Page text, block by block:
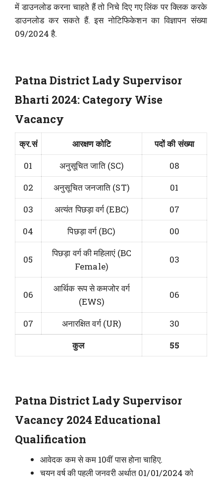
में डाउनलोड करना चाहते हैं तो निचे दिए गए लिंक पर क्लिक करके
डाउनलोड कर सकते हैं. इस नोटिफिकेशन का विज्ञापन संख्या
09/2024 है.
Patna District Lady Supervisor
Bharti 2024: Category Wise
Vacancy
क्र.सं आरक्षण कोटि
पदों की संख्या
01
अनुसूचित जाति (SC)
08
02
अनुसूचित जनजाति (ST)
01
03
अत्यंत पिछड़ा वर्ग (EBC)
07
04
पिछड़ा वर्ग (BC) 00
05
पिछड़ा वर्ग की महिलाएं (BC
Female)
03
06
आर्थिक रूप से कमजोर वर्ग
(EWS)
06
07 अनारक्षित वर्ग (UR)
30
कुल
55
Patna District Lady Supervisor
Vacancy 2024 Educational
Qualification
आवेदक कम से कम 10वीं पास होना चाहिए.
चयन वर्ष की पहली जनवरी अर्थात 01/01/2024 को